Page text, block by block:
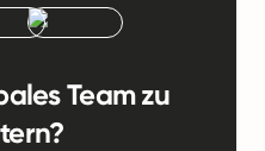
Team zu